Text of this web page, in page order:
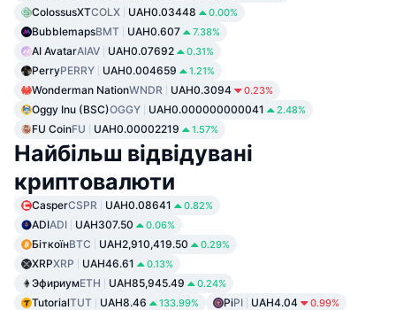
ColossusXTCOLX UAH0.03448 0.00%
BubblemapsBMT UAH0.607 7.38%
AI AvatarAIAV UAH0.07692 0.31%
PerryPERRY UAH0.004659 1.21%
Wonderman NationWNDR UAH0.3094 0.23%
Oggy Inu (BSC)OGGY UAH0.000000000041 2.48%
FU CoinFU UAH0.00002219 1.57%
Найбільш відвідувані
криптовалюти
CasperCSPR UAH0.08641 0.82%
ADIADI UAH307.50 0.06%
БіткоїнBTC UAH2,910,419.50 0.29%
XRPXRP UAH46.61 0.13%
ЭфириумETH UAH85,945.49 0.24%
TutorialTUT UAH8.46 133.99% PiPI UAH4.04 0.99%